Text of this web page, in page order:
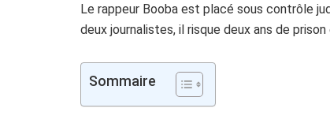
Le rappeur Booba est placé sous contrôle
deux journalistes, il risque deux ans de
Sommaire